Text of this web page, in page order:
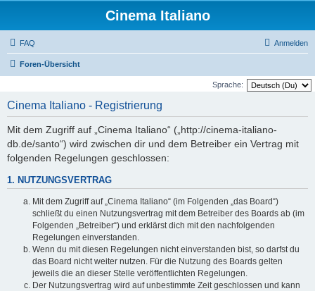
Cinema Italiano
FAQ Anmelden
Foren-Übersicht
Sprache:
Cinema Italiano - Registrierung
Mit dem Zugriff auf „Cinema Italiano“ („http://cinema-italiano-
db.de/santo“) wird zwischen dir und dem Betreiber ein Vertrag mit
folgenden Regelungen geschlossen:
1. NUTZUNGSVERTRAG
Mit dem Zugriff auf „Cinema Italiano“ (im Folgenden „das Board“)
schließt du einen Nutzungsvertrag mit dem Betreiber des Boards ab (im
Folgenden „Betreiber“) und erklärst dich mit den nachfolgenden
Regelungen einverstanden.
Wenn du mit diesen Regelungen nicht einverstanden bist, so darfst du
das Board nicht weiter nutzen. Für die Nutzung des Boards gelten
jeweils die an dieser Stelle veröffentlichten Regelungen.
Der Nutzungsvertrag wird auf unbestimmte Zeit geschlossen und kann